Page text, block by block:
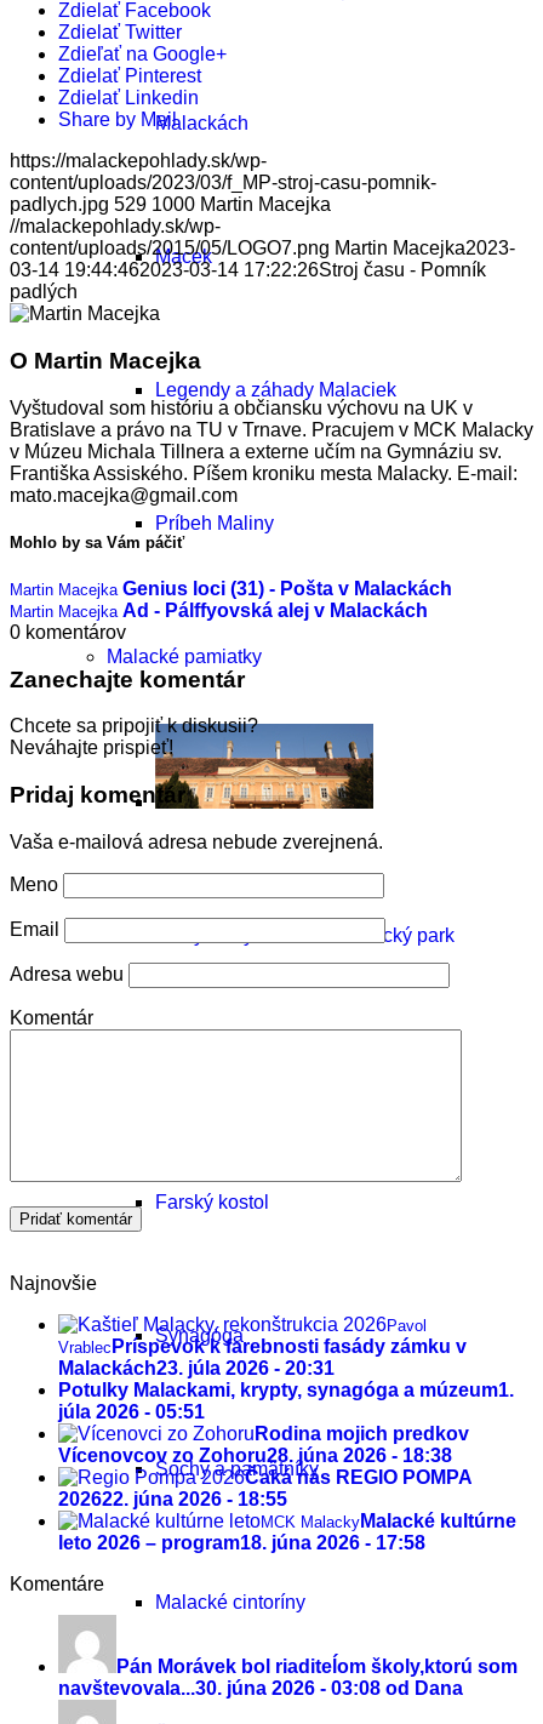
Malackách
Macek
Legendy a záhady Malaciek
Príbeh Maliny
Malacké pamiatky
Pálffyovský zámok a zámocký park
Farský kostol
Synagóga
Sochy a pamätníky
Malacké cintoríny
Zdielať Facebook
Zdielať Twitter
Zdieľať na Google+
Zdielať Pinterest
Zdielať Linkedin
Share by Mail
https://malackepohlady.sk/wp-
content/uploads/2023/03/f_MP-stroj-casu-pomnik-
padlych.jpg 529 1000 Martin Macejka
//malackepohlady.sk/wp-
content/uploads/2015/05/LOGO7.png Martin Macejka2023-
03-14 19:44:462023-03-14 17:22:26Stroj času - Pomník
padlých
O Martin Macejka
Vyštudoval som históriu a občiansku výchovu na UK v
Bratislave a právo na TU v Trnave. Pracujem v MCK Malacky
v Múzeu Michala Tillnera a externe učím na Gymnáziu sv.
Františka Assiského. Píšem kroniku mesta Malacky. E-mail:
mato.macejka@gmail.com
Mohlo by sa Vám páčiť
Martin Macejka Genius loci (31) - Pošta v Malackách
Martin Macejka Ad - Pálffyovská alej v Malackách
0 komentárov
Zanechajte komentár
Chcete sa pripojiť k diskusii?
Neváhajte prispieť!
Pridaj komentár
Vaša e-mailová adresa nebude zverejnená.
Meno
Email
Adresa webu
Komentár
Najnovšie
Pavol
Vrablec Príspevok k farebnosti fasády zámku v
Malackách23. júla 2026 - 20:31
Potulky Malackami, krypty, synagóga a múzeum1.
júla 2026 - 05:51
Rodina mojich predkov
Vícenovcov zo Zohoru28. júna 2026 - 18:38
Čaká nás REGIO POMPA
202622. júna 2026 - 18:55
MCK Malacky Malacké kultúrne
leto 2026 – program18. júna 2026 - 17:58
Komentáre
Pán Morávek bol riaditeĺom školy,ktorú som
navštevovala...30. júna 2026 - 03:08 od Dana